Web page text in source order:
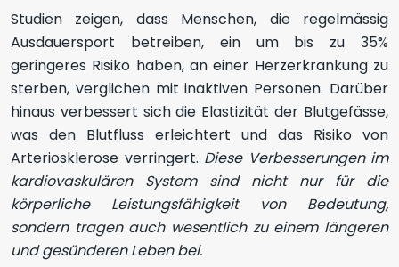
Studien zeigen, dass Menschen, die regelmässig
Ausdauersport betreiben, ein um bis zu 35%
geringeres Risiko haben, an einer Herzerkrankung zu
sterben, verglichen mit inaktiven Personen. Darüber
hinaus verbessert sich die Elastizität der Blutgefässe,
was den Blutfluss erleichtert und das Risiko von
Arteriosklerose verringert. Diese Verbesserungen im
kardiovaskulären System sind nicht nur für die
körperliche Leistungsfähigkeit von Bedeutung,
sondern tragen auch wesentlich zu einem längeren
und gesünderen Leben bei.